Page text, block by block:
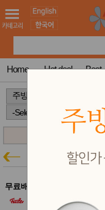
도 어린이
청소년
컬러링
북
한국학
습지
미국학
습지
국 송
건 홍삼전
드
건강보
MissyShop
Login
Home Hot deal Best
무료배송